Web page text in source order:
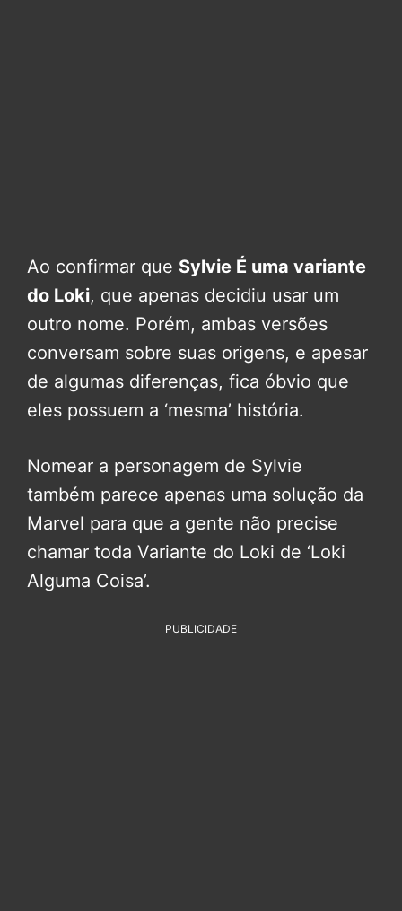
Ao confirmar que Sylvie É uma variante
do Loki, que apenas decidiu usar um
outro nome. Porém, ambas versões
conversam sobre suas origens, e apesar
de algumas diferenças, fica óbvio que
eles possuem a ‘mesma’ história.
Nomear a personagem de Sylvie
também parece apenas uma solução da
Marvel para que a gente não precise
chamar toda Variante do Loki de ‘Loki
Alguma Coisa’.
PUBLICIDADE